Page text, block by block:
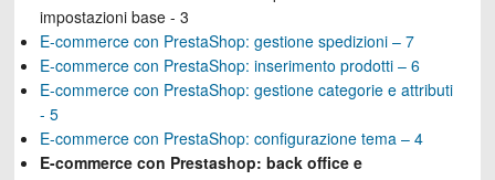
impostazioni base - 3
E-commerce con PrestaShop: gestione spedizioni – 7
E-commerce con PrestaShop: inserimento prodotti – 6
E-commerce con PrestaShop: gestione categorie e attributi
- 5
E-commerce con PrestaShop: configurazione tema – 4
E-commerce con Prestashop: back office e